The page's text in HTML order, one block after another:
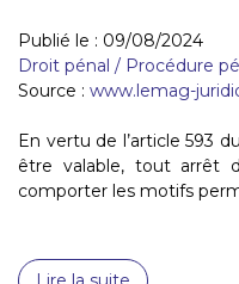
Publié le : 09/08/2024
Droit pénal / Procédure
Source : www.lemag-
En vertu de l’article 593
être valable, tout arrêt
comporter les motifs